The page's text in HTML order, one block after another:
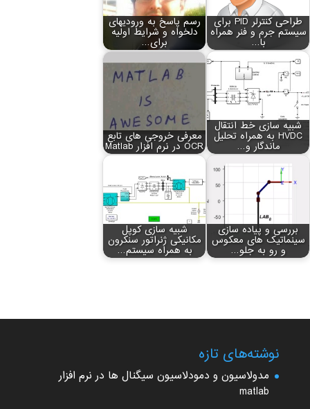
طراحی کنترلر PID برای
سیستم جرم و فنر همراه
با…
رسم پاسخ به ورودی‏های
دلخواه و شرایط اولیه
برای…
شبیه سازی خط انتقال
HVDC به همراه تحلیل
ماندگار و…
معرفی خروجی های تابع
OCR در نرم افزار Matlab
بررسی و پیاده سازی
سینماتیک های معکوس
و رو به جلو…
شبیه سازی کوپل
مکانیکی ژنراتور سنکرون
به همراه سیستم…
نوشته‌های تازه
مدولاسیون و دمودلاسیون سیگنال ها در نرم افزار
matlab